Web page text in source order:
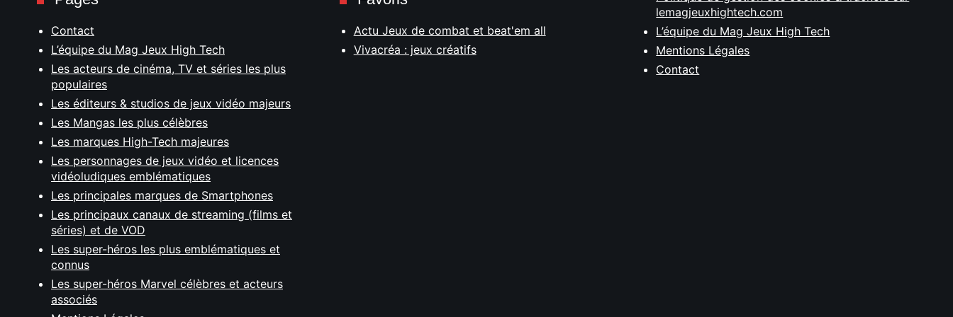
Contact
L’équipe du Mag Jeux High Tech
Les acteurs de cinéma, TV et séries les plus
populaires
Les éditeurs & studios de jeux vidéo majeurs
Les Mangas les plus célèbres
Les marques High-Tech majeures
Les personnages de jeux vidéo et licences
vidéoludiques emblématiques
Les principales marques de Smartphones
Les principaux canaux de streaming (films et
séries) et de VOD
Les super-héros les plus emblématiques et
connus
Les super-héros Marvel célèbres et acteurs
associés
Actu Jeux de combat et beat'em all
Vivacréa : jeux créatifs
lemagjeuxhightech.com
L’équipe du Mag Jeux High Tech
Mentions Légales
Contact